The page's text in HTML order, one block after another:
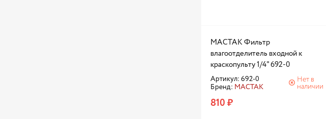
МАСТАК Фильтр
влагоотделитель входной к
краскопульту 1/4" 692-0
Артикул: 692-0
Бренд: МАСТАК
Нет в
наличии
810 ₽